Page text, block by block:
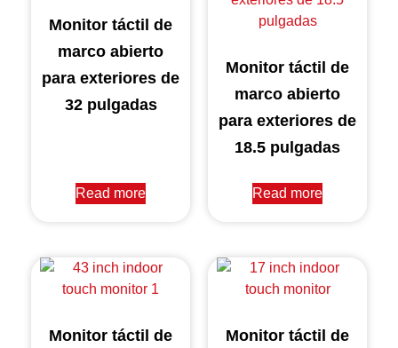
Monitor táctil de
marco abierto
para exteriores de
32 pulgadas
Read more
Monitor táctil de
marco abierto
para exteriores de
18.5 pulgadas
Read more
Monitor táctil de
Monitor táctil de